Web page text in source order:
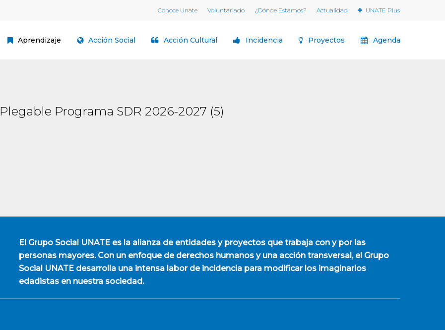
Conoce Unate Voluntariado ¿Dónde Estamos? Actualidad UNATE Plus
Aprendizaje Acción Social Acción Cultural Incidencia Proyectos Agenda
Plegable Programa SDR 2026-2027 (5)
El Grupo Social UNATEes la alianza de entidades y proyectos que trabaja con y por las
personas mayores. Con un enfoque de derechos humanos y una acción transversal, el Grupo
Social UNATE desarrolla una intensa labor de incidencia para modificar los imaginarios
edadistas en nuestra sociedad.